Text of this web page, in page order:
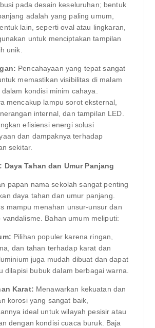
pada desain keseluruhan; bentuk
adalah yang paling umum,
lain, seperti oval atau lingkaran,
untuk menciptakan tampilan
unik.
Pencahayaan yang tepat sangat
memastikan visibilitas di malam
kondisi minim cahaya.
mencakup lampu sorot eksternal,
internal, dan tampilan LED.
efisiensi energi solusi
dan dampaknya terhadap
sekitar.
Daya Tahan dan Umur Panjang
papan nama sekolah sangat penting
daya tahan dan umur panjang.
mampu menahan unsur-unsur dan
vandalisme. Bahan umum meliputi:
Pilihan populer karena ringan,
dan tahan terhadap karat dan
juga mudah dibuat dan dapat
dilapisi bubuk dalam berbagai warna.
Karat: Menawarkan kekuatan dan
korosi yang sangat baik,
ideal untuk wilayah pesisir atau
dengan kondisi cuaca buruk. Baja